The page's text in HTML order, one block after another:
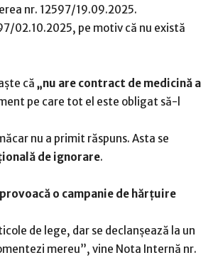
nr. 12597/19.09.2025.
02.10.2025, pe motiv că nu există
că „nu are contract de medicină a
pe care tot el este obligat să-l
nu a primit răspuns. Asta se
de ignorare.
o campanie de hărțuire
de lege, dar se declanșează la un
mereu”, vine Nota Internă nr.